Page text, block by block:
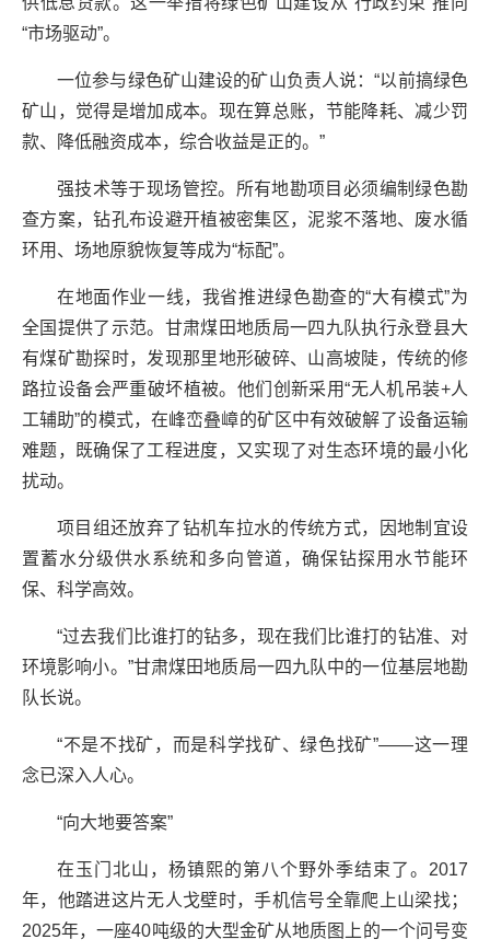
“市场驱动”。
一位参与绿色矿山建设的矿山负责人说：“以前搞绿色
矿山，觉得是增加成本。现在算总账，节能降耗、减少罚
款、降低融资成本，综合收益是正的。”
强技术等于现场管控。所有地勘项目必须编制绿色勘
查方案，钻孔布设避开植被密集区，泥浆不落地、废水循
环用、场地原貌恢复等成为“标配”。
在地面作业一线，我省推进绿色勘查的“大有模式”为
全国提供了示范。甘肃煤田地质局一四九队执行永登县大
有煤矿勘探时，发现那里地形破碎、山高坡陡，传统的修
路拉设备会严重破坏植被。他们创新采用“无人机吊装+人
工辅助”的模式，在峰峦叠嶂的矿区中有效破解了设备运输
难题，既确保了工程进度，又实现了对生态环境的最小化
扰动。
项目组还放弃了钻机车拉水的传统方式，因地制宜设
置蓄水分级供水系统和多向管道，确保钻探用水节能环
保、科学高效。
“过去我们比谁打的钻多，现在我们比谁打的钻准、对
环境影响小。”甘肃煤田地质局一四九队中的一位基层地勘
队长说。
“不是不找矿，而是科学找矿、绿色找矿”——这一理
念已深入人心。
“向大地要答案”
在玉门北山，杨镇熙的第八个野外季结束了。2017
年，他踏进这片无人戈壁时，手机信号全靠爬上山梁找；
2025年，一座40吨级的大型金矿从地质图上的一个问号变